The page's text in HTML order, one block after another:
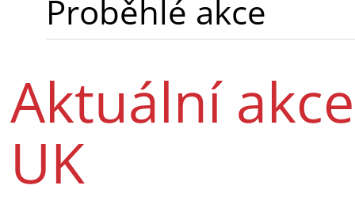
Proběhlé akce
Aktuální
UK